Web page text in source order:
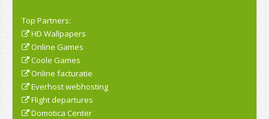
Top Partners:
HD Wallpapers
Online Games
Coole Games
Online facturatie
Everhost webhosting
Flight departures
Domotica Center